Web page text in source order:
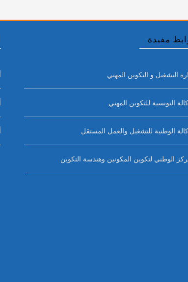
مفيدة
التشغيل و التكوين المهني
التونسية للتكوين المهني
الوطنية للتشغيل والعمل المستقل
الوطني لتكوين المكونين وهندسة التكوين